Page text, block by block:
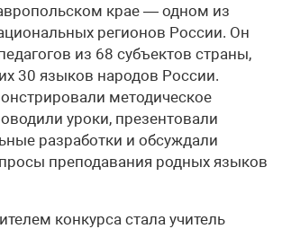
крае — одном из
регионов России. Он
из 68 субъектов страны,
30 языков народов России.
методическое
уроки, презентовали
разработки и обсуждали
преподавания родных языков
конкурса стала учитель